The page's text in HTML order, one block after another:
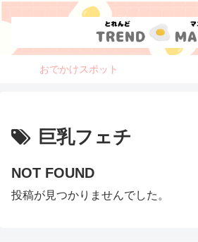
おでかけスポット
巨乳フェチ
NOT FOUND
投稿が見つかりませんでした。